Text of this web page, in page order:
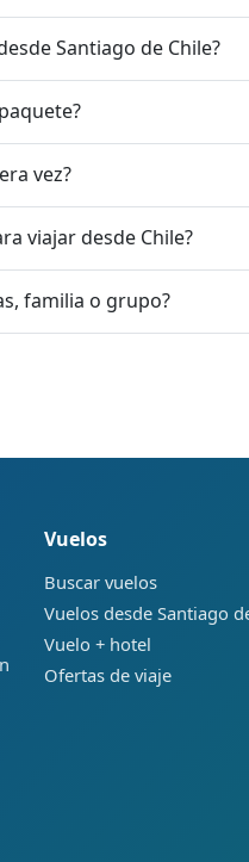
Santiago de Chile?
vez?
viajar desde Chile?
familia o grupo?
Vuelos
Buscar vuelos
Vuelos desde Santiago
Vuelo + hotel
Ofertas de viaje